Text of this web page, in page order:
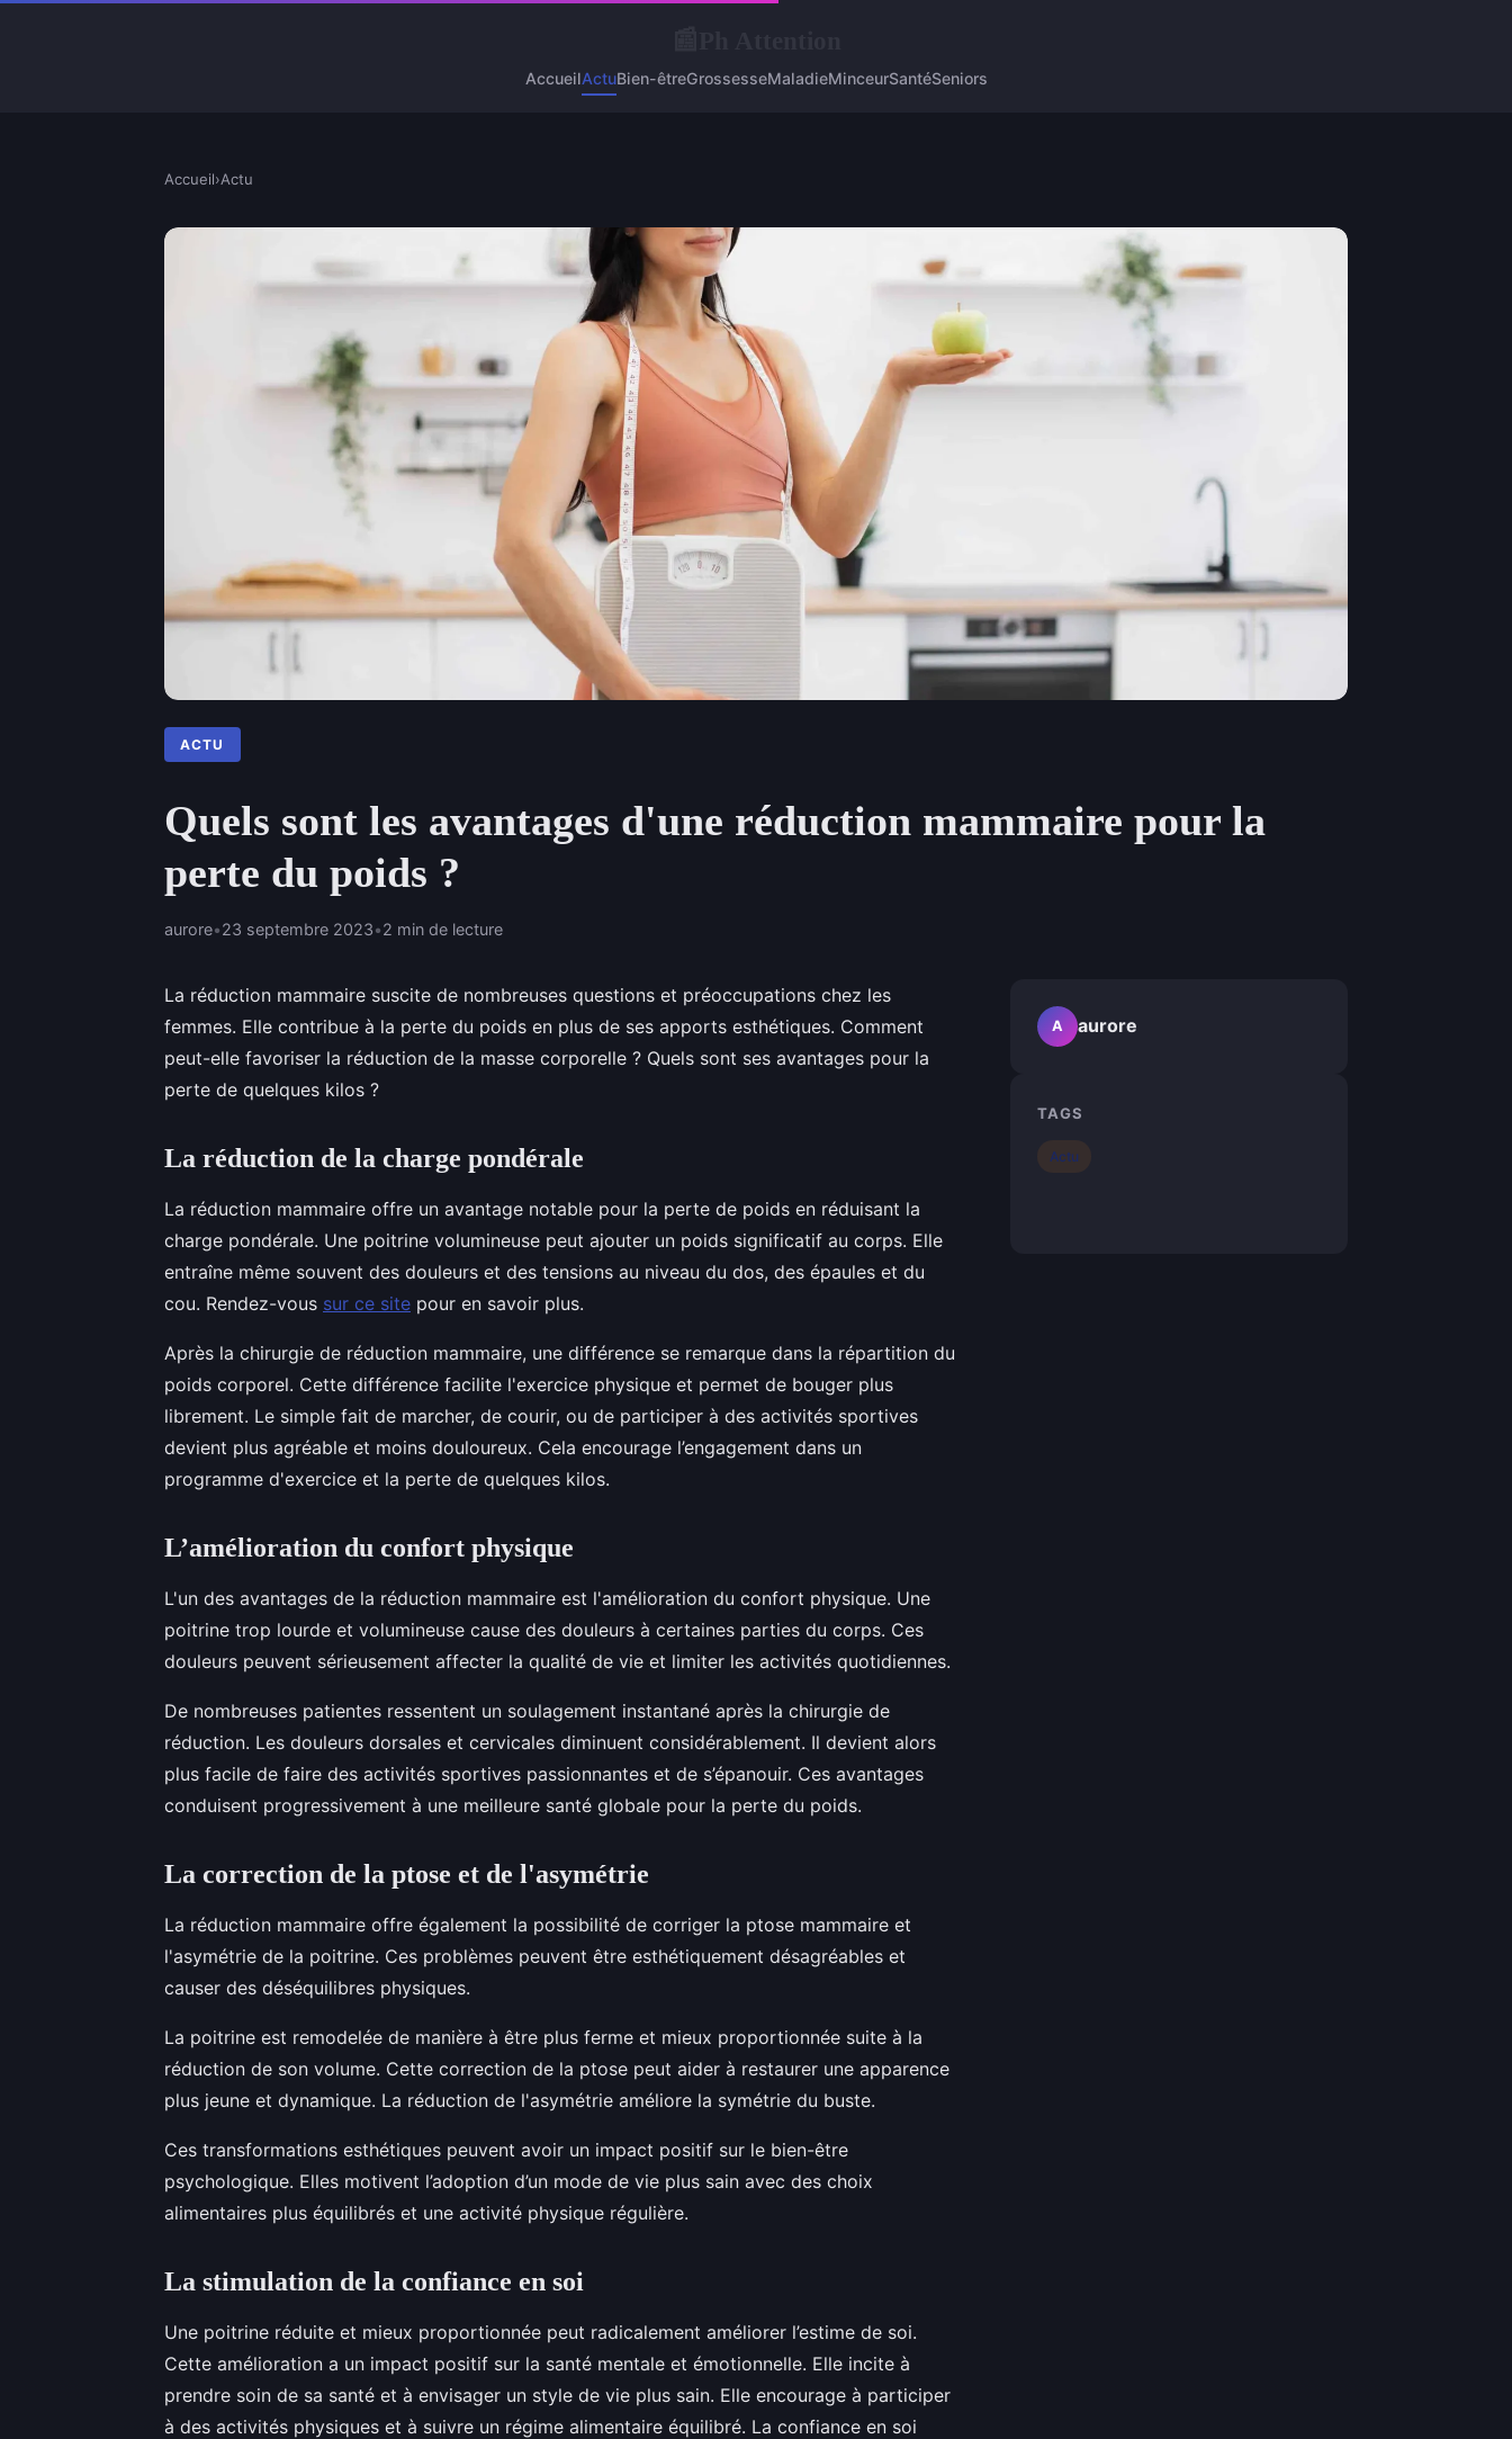
AccueilActuBien-êtreGrossesseMaladieMinceurSantéSeniors
Accueil›Actu
ACTU
Quels sont les avantages d'une réduction mammaire pour la
perte du poids ?
aurore•23 septembre 2023•2 min de lecture
La réduction mammaire suscite de nombreuses questions et préoccupations chez les
femmes. Elle contribue à la perte du poids en plus de ses apports esthétiques. Comment
peut-elle favoriser la réduction de la masse corporelle ? Quels sont ses avantages pour la
perte de quelques kilos ?
La réduction de la charge pondérale
La réduction mammaire offre un avantage notable pour la perte de poids en réduisant la
charge pondérale. Une poitrine volumineuse peut ajouter un poids significatif au corps. Elle
entraîne même souvent des douleurs et des tensions au niveau du dos, des épaules et du
cou. Rendez-vous sur ce site pour en savoir plus.
Après la chirurgie de réduction mammaire, une différence se remarque dans la répartition du
poids corporel. Cette différence facilite l'exercice physique et permet de bouger plus
librement. Le simple fait de marcher, de courir, ou de participer à des activités sportives
devient plus agréable et moins douloureux. Cela encourage l’engagement dans un
programme d'exercice et la perte de quelques kilos.
L’amélioration du confort physique
L'un des avantages de la réduction mammaire est l'amélioration du confort physique. Une
poitrine trop lourde et volumineuse cause des douleurs à certaines parties du corps. Ces
douleurs peuvent sérieusement affecter la qualité de vie et limiter les activités quotidiennes.
De nombreuses patientes ressentent un soulagement instantané après la chirurgie de
réduction. Les douleurs dorsales et cervicales diminuent considérablement. Il devient alors
plus facile de faire des activités sportives passionnantes et de s’épanouir. Ces avantages
conduisent progressivement à une meilleure santé globale pour la perte du poids.
La correction de la ptose et de l'asymétrie
La réduction mammaire offre également la possibilité de corriger la ptose mammaire et
l'asymétrie de la poitrine. Ces problèmes peuvent être esthétiquement désagréables et
causer des déséquilibres physiques.
La poitrine est remodelée de manière à être plus ferme et mieux proportionnée suite à la
réduction de son volume. Cette correction de la ptose peut aider à restaurer une apparence
plus jeune et dynamique. La réduction de l'asymétrie améliore la symétrie du buste.
Ces transformations esthétiques peuvent avoir un impact positif sur le bien-être
psychologique. Elles motivent l’adoption d’un mode de vie plus sain avec des choix
alimentaires plus équilibrés et une activité physique régulière.
La stimulation de la confiance en soi
Une poitrine réduite et mieux proportionnée peut radicalement améliorer l’estime de soi.
Cette amélioration a un impact positif sur la santé mentale et émotionnelle. Elle incite à
prendre soin de sa santé et à envisager un style de vie plus sain. Elle encourage à participer
à des activités physiques et à suivre un régime alimentaire équilibré. La confiance en soi
A aurore
TAGS
Actu